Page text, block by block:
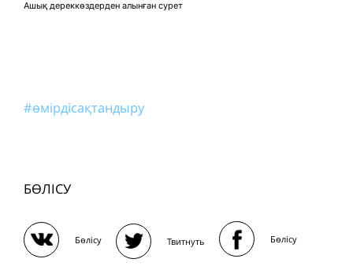
Ашық дереккөздерден алынған сурет
#өмірдісақтандыру
БӨЛІСУ
Бөлісу Твитнуть Бөлісу